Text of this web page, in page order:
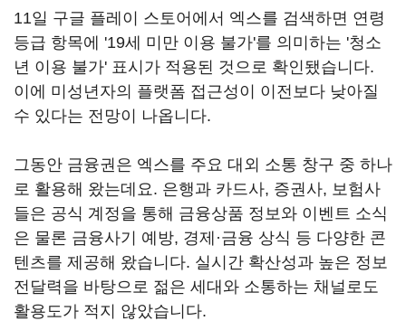
11일 구글 플레이 스토어에서 엑스를 검색하면 연령
등급 항목에 '19세 미만 이용 불가'를 의미하는 '청소
년 이용 불가' 표시가 적용된 것으로 확인됐습니다.
이에 미성년자의 플랫폼 접근성이 이전보다 낮아질
수 있다는 전망이 나옵니다.
그동안 금융권은 엑스를 주요 대외 소통 창구 중 하나
로 활용해 왔는데요. 은행과 카드사, 증권사, 보험사
들은 공식 계정을 통해 금융상품 정보와 이벤트 소식
은 물론 금융사기 예방, 경제·금융 상식 등 다양한 콘
텐츠를 제공해 왔습니다. 실시간 확산성과 높은 정보
전달력을 바탕으로 젊은 세대와 소통하는 채널로도
활용도가 적지 않았습니다.